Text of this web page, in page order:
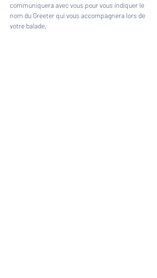
communiquera avec vous pour vous indiquer le
nom du Greeter qui vous accompagnera lors de
votre balade.